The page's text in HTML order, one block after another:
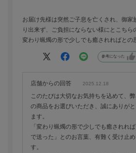
お届け先様は突然ご子息を亡くされ、御家
り出来ず、ご負担にならない様にとこちら
変わり蝋燭の形で少しでも癒されればとの
参考になった
店舗からの回答 2025.12.18
このたびは大切なお気持ちを込めて、
の商品をお選びいただき、誠にありが
ます。
「変わり蝋燭の形で少しでも癒されれ
で送った」とのお言葉、有難く受け止め
す。